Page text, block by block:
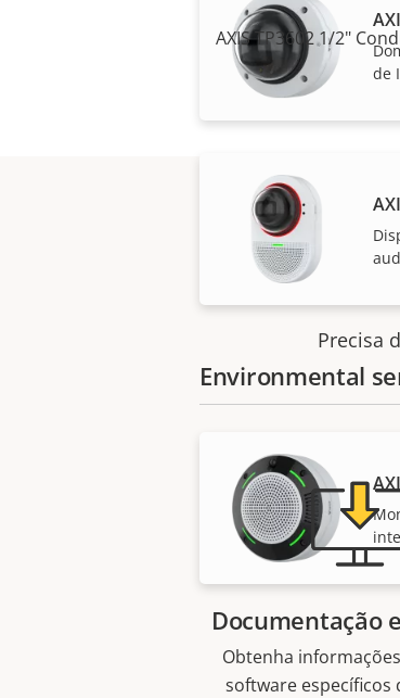
de
Environmental
AXIS TP3602 1/2"
Precisa
Documentação
Obtenha
software específicos